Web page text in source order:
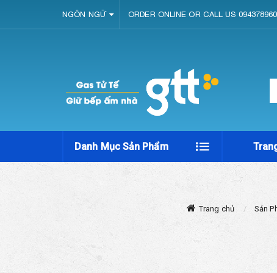
NGÔN NGỮ ORDER ONLINE OR CALL US
Danh Mục Sản Phẩm
Trang chủ Sản